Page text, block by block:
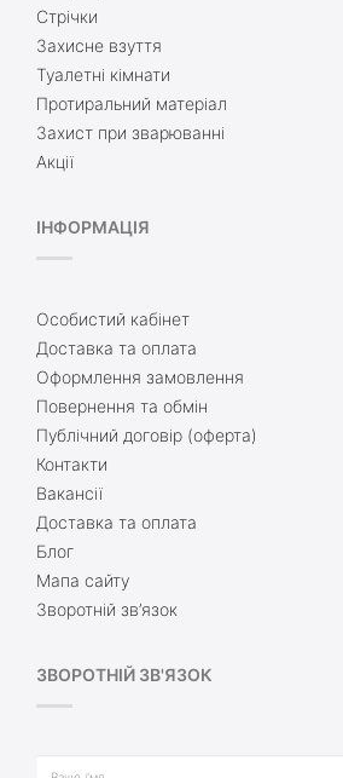
Стрічки
Захисне взуття
Туалетні кімнати
Протиральний матеріал
Захист при зварюванні
Акції
ІНФОРМАЦІЯ
Особистий кабінет
Доставка та оплата
Оформлення замовлення
Повернення та обмін
Публічний договір (оферта)
Контакти
Вакансії
Доставка та оплата
Блог
Мапа сайту
Зворотній зв’язок
ЗВОРОТНІЙ ЗВ'ЯЗОК